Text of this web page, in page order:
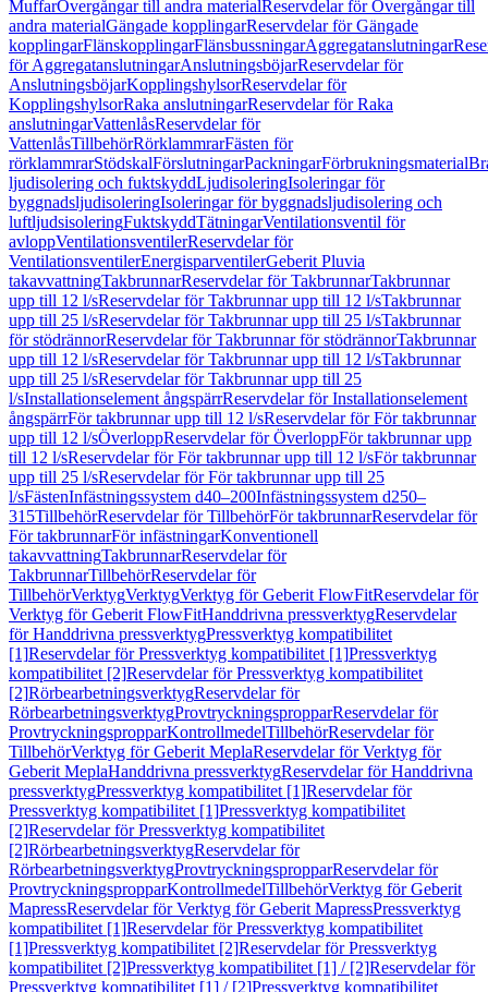
MuffarÖvergångar till andra materialReservdelar för Övergångar till
andra materialGängade kopplingarReservdelar för Gängade
kopplingarFlänskopplingarFlänsbussningarAggregatanslutningar
för AggregatanslutningarAnslutningsböjarReservdelar för
AnslutningsböjarKopplingshylsorReservdelar för
KopplingshylsorRaka anslutningarReservdelar för Raka
anslutningarVattenlåsReservdelar för
VattenlåsTillbehörRörklammrarFästen för
rörklammrarStödskalFörslutningarPackningarFörbrukningsmaterial
ljudisolering och fuktskyddLjudisoleringIsoleringar för
byggnadsljudisoleringIsoleringar för byggnadsljudisolering och
luftljudsisoleringFuktskyddTätningarVentilationsventil för
avloppVentilationsventilerReservdelar för
VentilationsventilerEnergisparventilerGeberit Pluvia
takavvattningTakbrunnarReservdelar för TakbrunnarTakbrunnar
upp till 12 l/sReservdelar för Takbrunnar upp till 12 l/sTakbrunnar
upp till 25 l/sReservdelar för Takbrunnar upp till 25 l/sTakbrunnar
för stödrännorReservdelar för Takbrunnar för stödrännorTakbrunnar
upp till 12 l/sReservdelar för Takbrunnar upp till 12 l/sTakbrunnar
upp till 25 l/sReservdelar för Takbrunnar upp till 25
l/sInstallationselement ångspärrReservdelar för Installationselement
ångspärrFör takbrunnar upp till 12 l/sReservdelar för För takbrunnar
upp till 12 l/sÖverloppReservdelar för ÖverloppFör takbrunnar upp
till 12 l/sReservdelar för För takbrunnar upp till 12 l/sFör takbrunnar
upp till 25 l/sReservdelar för För takbrunnar upp till 25
l/sFästenInfästningssystem d40–200Infästningssystem d250–
315TillbehörReservdelar för TillbehörFör takbrunnarReservdelar för
För takbrunnarFör infästningarKonventionell
takavvattningTakbrunnarReservdelar för
TakbrunnarTillbehörReservdelar för
TillbehörVerktygVerktygVerktyg för Geberit FlowFitReservdelar för
Verktyg för Geberit FlowFitHanddrivna pressverktygReservdelar
för Handdrivna pressverktygPressverktyg kompatibilitet
[1]Reservdelar för Pressverktyg kompatibilitet [1]Pressverktyg
kompatibilitet [2]Reservdelar för Pressverktyg kompatibilitet
[2]RörbearbetningsverktygReservdelar för
RörbearbetningsverktygProvtryckningspropparReservdelar för
ProvtryckningspropparKontrollmedelTillbehörReservdelar för
TillbehörVerktyg för Geberit MeplaReservdelar för Verktyg för
Geberit MeplaHanddrivna pressverktygReservdelar för Handdrivna
pressverktygPressverktyg kompatibilitet [1]Reservdelar för
Pressverktyg kompatibilitet [1]Pressverktyg kompatibilitet
[2]Reservdelar för Pressverktyg kompatibilitet
[2]RörbearbetningsverktygReservdelar för
RörbearbetningsverktygProvtryckningspropparReservdelar för
ProvtryckningspropparKontrollmedelTillbehörVerktyg för Geberit
MapressReservdelar för Verktyg för Geberit MapressPressverktyg
kompatibilitet [1]Reservdelar för Pressverktyg kompatibilitet
[1]Pressverktyg kompatibilitet [2]Reservdelar för Pressverktyg
kompatibilitet [2]Pressverktyg kompatibilitet [1] / [2]Reservdelar för
Pressverktyg kompatibilitet [1] / [2]Pressverktyg kompatibilitet